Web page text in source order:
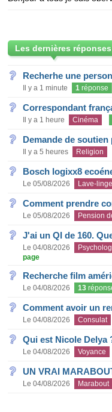
Les dernières
Recherhe une
Il y a 1 minute 1 réponse
Correspondant
Il y a 1 heure Cinéma
Demande de
Il y a 5 heures Religion
Bosch logixx8
Le 05/08/2026 Lave-linge
Comment prendre
Le 05/08/2026 Pension
J'ai un QI de 160.
Le 04/08/2026
page
Recherche film
Le 04/08/2026 13
Comment avoir un
Le 04/08/2026 Consulat
Qui est Nicole Delya
Le 04/08/2026 Voyance
UN VRAI
Le 04/08/2026 Marabout